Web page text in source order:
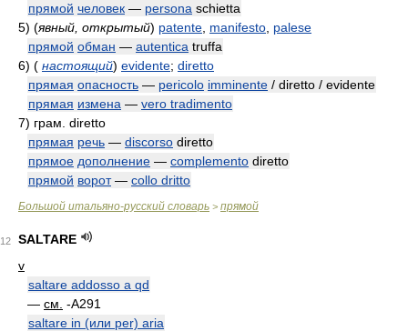
прямой человек — persona schietta
5) (явный, открытый) patente manifesto palese
прямой обман — autentica truffa
6) ( настоящий) evidente; diretto
прямая опасность — pericolo imminente / diretto / evidente
прямая измена — vero tradimento
7) грам. diretto
прямая речь — discorso diretto
прямое дополнение — complemento diretto
прямой ворот— collo dritto
Большой итальяно-русский словарь > прямой
12
SALTARE
v
saltare addosso a qd
— см. -A291
saltare in (или per) aria